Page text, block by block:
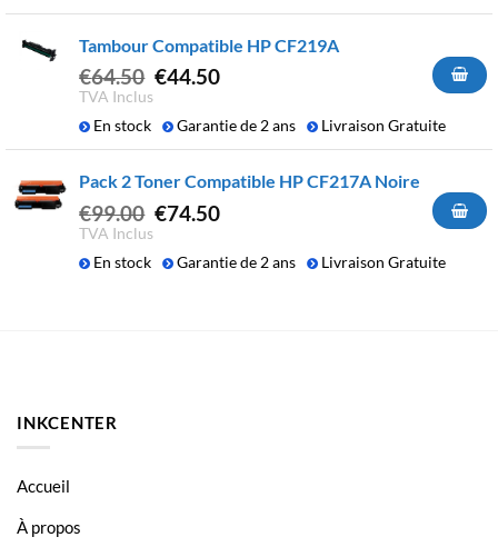
Tambour Compatible HP CF219A
€64.50 Le
initial
€44.50Le
actuel
TVA Inclus
En stock
Garantie de 2 ans Livraison Gratuite
Pack 2 Toner Compatible HP CF217A Noire
€99.00
Le
initial
€74.50Le
actuel
TVA Inclus
En stock
Garantie de 2 ans Livraison Gratuite
INKCENTER
Accueil
À propos